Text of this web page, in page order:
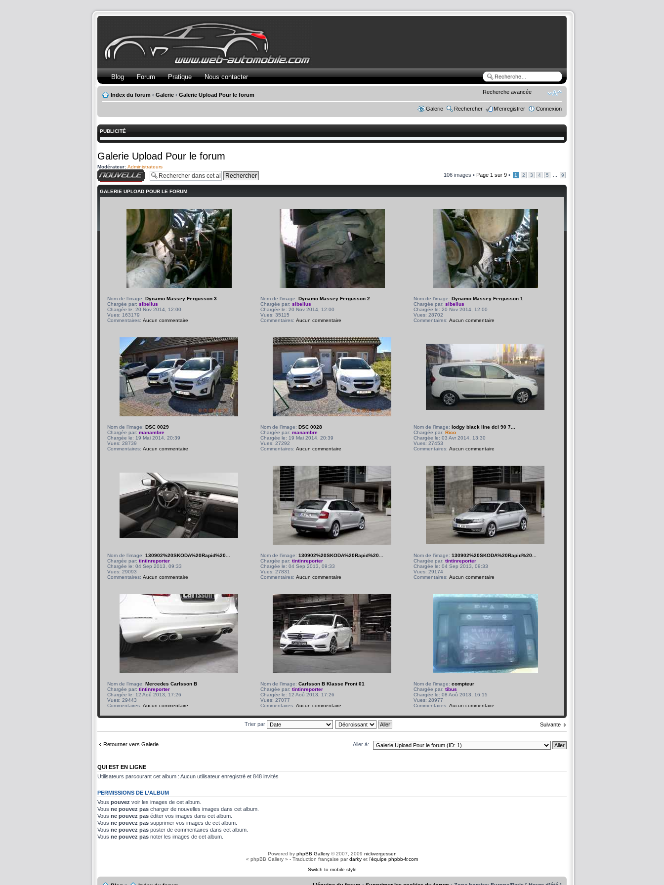
Recherche avancée
Blog Forum Pratique Nous contacter
Index du forum ‹ Galerie ‹ Galerie Upload Pour le forum
Galerie Rechercher M’enregistrer Connexion
PUBLICITÉ
Galerie Upload Pour le forum
Modérateur: Administrateurs
Charger une image 106 images • Page 1 sur 9 • 1 2 3 4 5 9
GALERIE UPLOAD POUR LE FORUM
Nom de l’image: Dynamo Massey Fergusson 3
Chargée par: sibelius
Chargée le: 20 Nov 2014, 12:00
Vues: 163179
Commentaires: Aucun commentaire
Nom de l’image: Dynamo Massey Fergusson 2
Chargée par: sibelius
Chargée le: 20 Nov 2014, 12:00
Vues: 35115
Commentaires: Aucun commentaire
Nom de l’image: Dynamo Massey Fergusson 1
Chargée par: sibelius
Chargée le: 20 Nov 2014, 12:00
Vues: 28702
Commentaires: Aucun commentaire
Nom de l’image: DSC 0029
Chargée par: manambre
Chargée le: 19 Mai 2014, 20:39
Vues: 28739
Commentaires: Aucun commentaire
Nom de l’image: DSC 0028
Chargée par: manambre
Chargée le: 19 Mai 2014, 20:39
Vues: 27292
Commentaires: Aucun commentaire
Nom de l’image: lodgy black line dci 90 7...
Chargée par: Rico
Chargée le: 03 Avr 2014, 13:30
Vues: 27453
Commentaires: Aucun commentaire
Nom de l’image: 130902%20SKODA%20Rapid%20...
Chargée par: tintinreporter
Chargée le: 04 Sep 2013, 09:33
Vues: 29093
Commentaires: Aucun commentaire
Nom de l’image: 130902%20SKODA%20Rapid%20...
Chargée par: tintinreporter
Chargée le: 04 Sep 2013, 09:33
Vues: 27831
Commentaires: Aucun commentaire
Nom de l’image: 130902%20SKODA%20Rapid%20...
Chargée par: tintinreporter
Chargée le: 04 Sep 2013, 09:33
Vues: 29174
Commentaires: Aucun commentaire
Nom de l’image: Mercedes Carlsson B
Chargée par: tintinreporter
Chargée le: 12 Aoû 2013, 17:26
Vues: 29443
Commentaires: Aucun commentaire
Nom de l’image: Carlsson B Klasse Front 01
Chargée par: tintinreporter
Chargée le: 12 Aoû 2013, 17:26
Vues: 27077
Commentaires: Aucun commentaire
Nom de l’image: compteur
Chargée par: tibus
Chargée le: 08 Aoû 2013, 16:15
Vues: 28977
Commentaires: Aucun commentaire
Suivante
Trier par
Retourner vers Galerie Aller à:
QUI EST EN LIGNE
Utilisateurs parcourant cet album : Aucun utilisateur enregistré et 848 invités
PERMISSIONS DE L’ALBUM
Vous pouvez voir les images de cet album.
Vous ne pouvez pas charger de nouvelles images dans cet album.
Vous ne pouvez pas éditer vos images dans cet album.
Vous ne pouvez pas supprimer vos images de cet album.
Vous ne pouvez pas poster de commentaires dans cet album.
Vous ne pouvez pas noter les images de cet album.
Powered by phpBB Gallery© 2007, 2009 nickvergessen
« phpBB Gallery » - Traduction française pardarky et l’équipe phpbb-fr.com
Switch to mobile style